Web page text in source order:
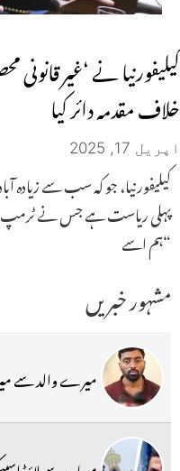
کیلیفورنیا نے ‘غیر
خلاف مقدمہ دائر کیا
اپریل 17, 2025
کیلیفورنیا، جو کہ سب سے زیادہ
پہلی ریاست ہے جس نے ٹرمپ
“ہم اسے
مشہور خبریں
میرے والد سے